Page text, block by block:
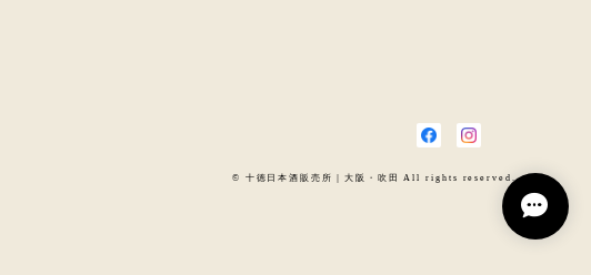
© 十徳日本酒販売所｜大阪・吹田 All rights reserved.